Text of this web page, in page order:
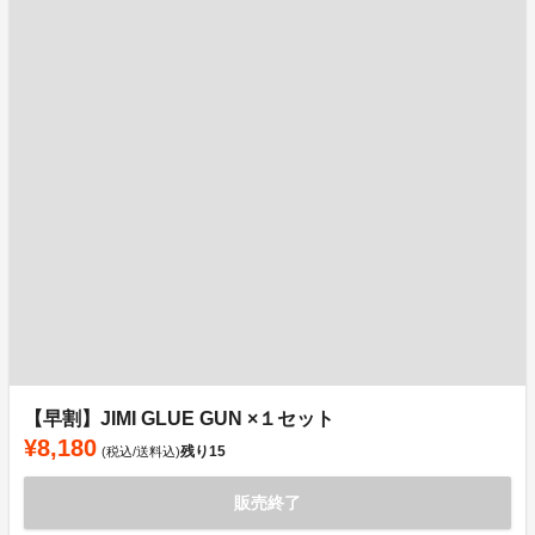
【早割】JIMI GLUE GUN ×１セット
¥8,180 (税込/送料込)残り15
販売終了